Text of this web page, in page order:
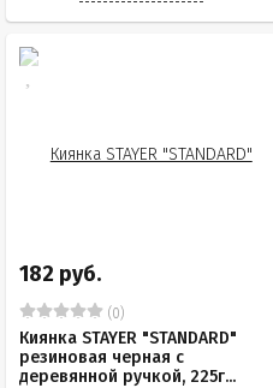
182 руб.
(0)
Киянка STAYER "STANDARD"
резиновая черная с
деревянной ручкой, 225г...